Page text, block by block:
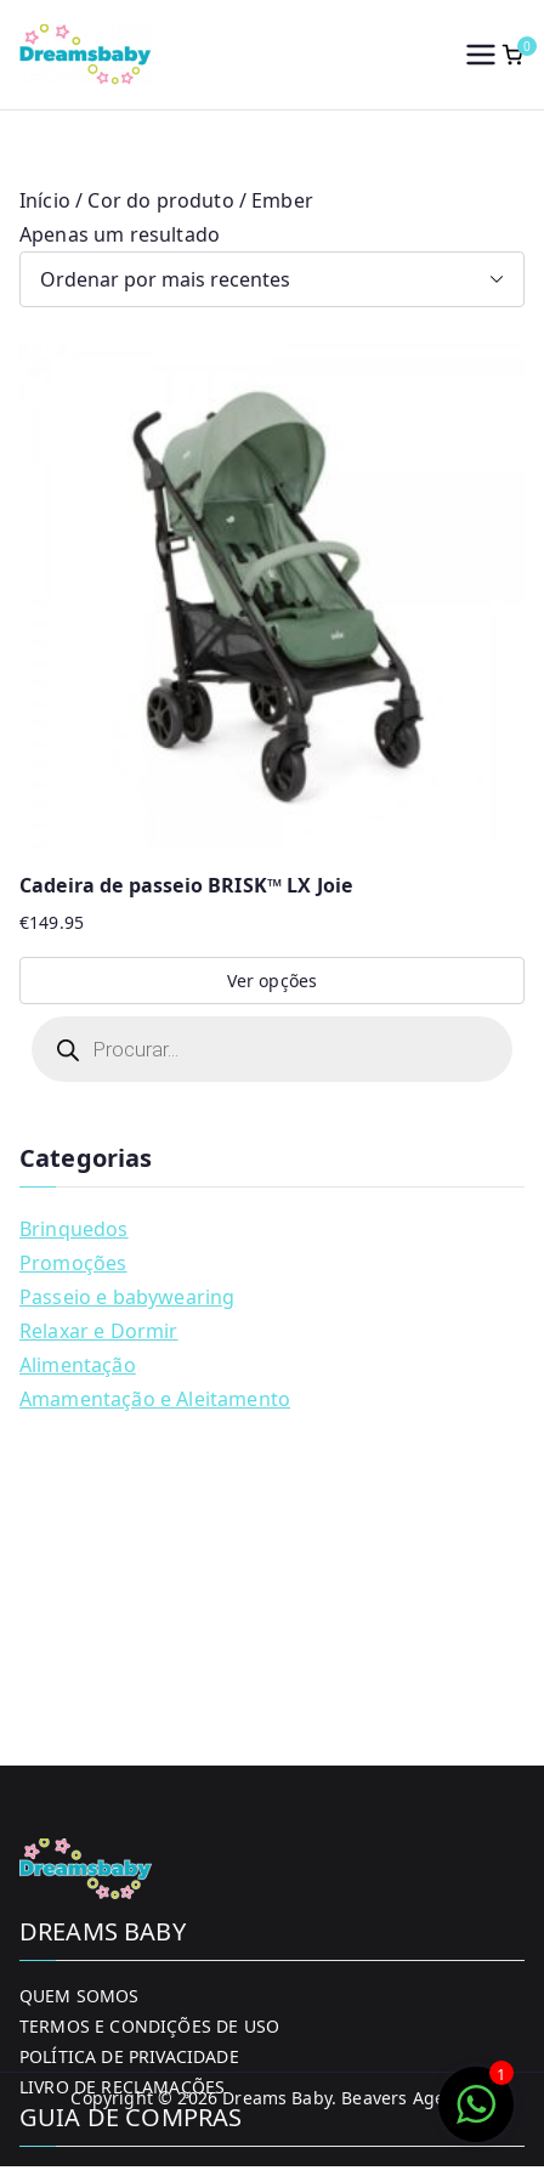
para
conteúdo
Dreams Baby
0
Início / Cor do produto / Ember
Apenas um resultado
Cadeira de passeio BRISK™ LX Joie
€149.95
Ver opções
product
variants.
The
options
may
be
chosen
on
the
s
s
a
r
c
h
Categorias
Brinquedos
Promoções
Passeio e babywearing
Relaxar e Dormir
Alimentação
Amamentação e Aleitamento
DREAMS BABY
QUEM SOMOS
TERMOS E CONDIÇÕES DE USO
POLÍTICA DE PRIVACIDADE
LIVRO DE RECLAMAÇÕES
GUIA DE COMPRAS
Copyright © 2026Dreams Baby. Beavers Agency
1